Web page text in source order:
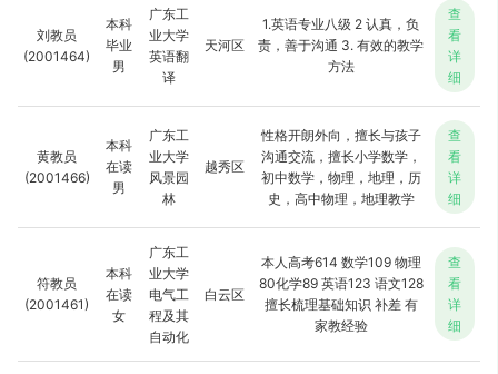
刘教员
(2001464)
本科
毕业
男
广东工
业大学
英语翻
译
天河区
1.英语专业八级 2 认真，负
责，善于沟通 3. 有效的教学
方法
查
看
详
细
黄教员
(2001466)
本科
在读
男
广东工
业大学
风景园
林
越秀区
性格开朗外向，擅长与孩子
沟通交流，擅长小学数学，
初中数学，物理，地理，历
史，高中物理，地理教学
查
看
详
细
符教员
(2001461)
本科
在读
女
广东工
业大学
电气工
程及其
自动化
白云区
本人高考614 数学109 物理
80化学89 英语123 语文128
擅长梳理基础知识 补差 有
家教经验
查
看
详
细